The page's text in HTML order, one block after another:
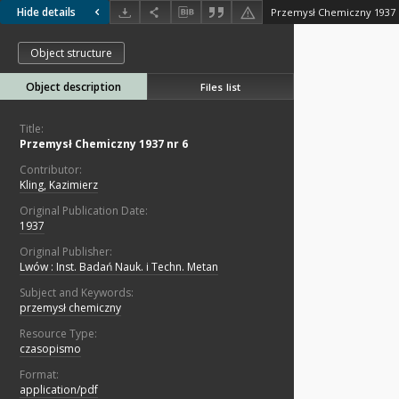
Hide details Przemysł Chemiczny 1937
Object structure
Object description Files list
Title:
Przemysł Chemiczny 1937 nr 6
Contributor:
Kling, Kazimierz
Original Publication Date:
1937
Original Publisher:
Lwów : Inst. Badań Nauk. i Techn. Metan
Subject and Keywords:
przemysł chemiczny
Resource Type:
czasopismo
Format:
application/pdf